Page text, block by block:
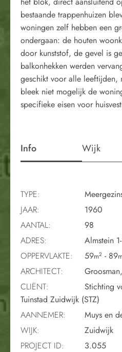
bestaande trappenhuizen
woningen zelf hebben een
ondergaan: de houten
door kunststof, de gevel is
balkonhekken werden
geschikt voor alle leeftijden,
bleek niet mogelijk de
specifieke eisen voor
Info Wijk
TYPE:
JAAR:
1960
AANTAL:
98
ADRES:
Almstein
OPPERVLAKTE:
59m2 - 89
ARCHITECT:
CLIËNT:
Stichting
Tuinstad Zuidwijk (STZ)
AANNEMER:
Muys en
WIJK:
Zuidwijk
PROJECT ID:
3.055